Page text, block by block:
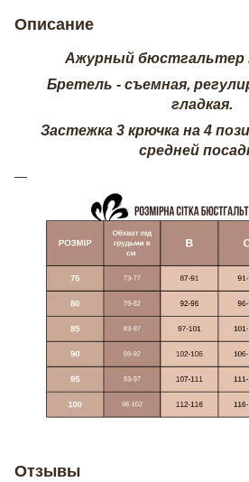
Описание
Ажурный бюстгальтер
Бретель - съемная,
гладкая.
Застежка 3 крючка на 4
средней
Отзывы